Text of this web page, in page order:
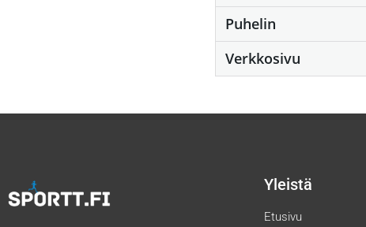
Puhelin
Verkkosivu
Yleistä
Etusivu